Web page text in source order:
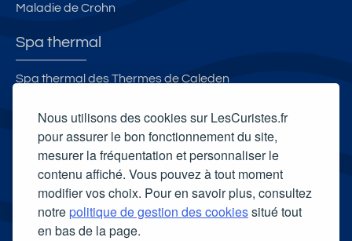
Nous utilisons des cookies sur LesCuristes.fr
pour assurer le bon fonctionnement du site,
mesurer la fréquentation et personnaliser le
contenu affiché. Vous pouvez à tout moment
modifier vos choix. Pour en savoir plus, consultez
notrepolitique de gestion des cookiessitué tout
en bas de la page.
Maladie de Crohn
Spa thermal
Spa thermal des Thermes de Caleden
L'Espace Bien-Être - Les Thermes d'Evian
Carte cadeau spa Vichy
Carte cadeau spa Bagnoles-de-l'Orne
Carte cadeau spa Saubusse